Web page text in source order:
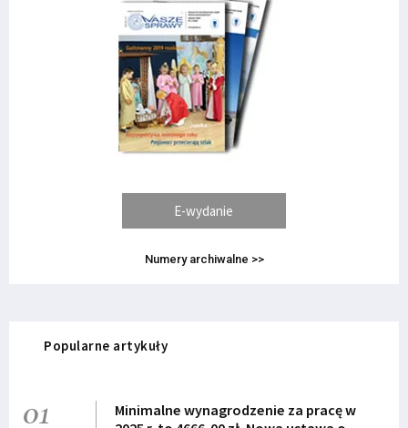
E-wydanie
Numery archiwalne >>
Popularne artykuły
01
Minimalne wynagrodzenie za pracę w